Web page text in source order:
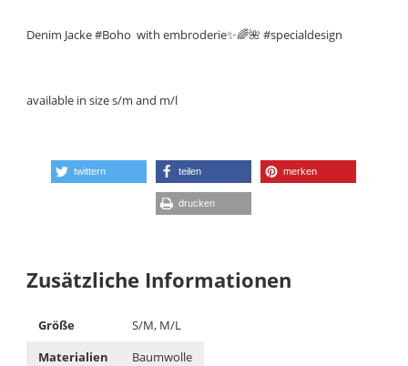
Denim Jacke #Boho with embroderie✨🌈🌺 #specialdesign
available in size s/m and m/l
twittern teilen merken
drucken
Zusätzliche Informationen
Größe
S/M, M/L
Materialien
Baumwolle